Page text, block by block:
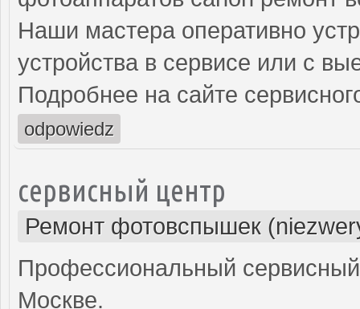
Наши мастера оперативно
устройства в сервисе или с
Подробнее на сайте
odpowiedz
сервисный центр
Ремонт фотовспышек
Профессиональный
Москве.